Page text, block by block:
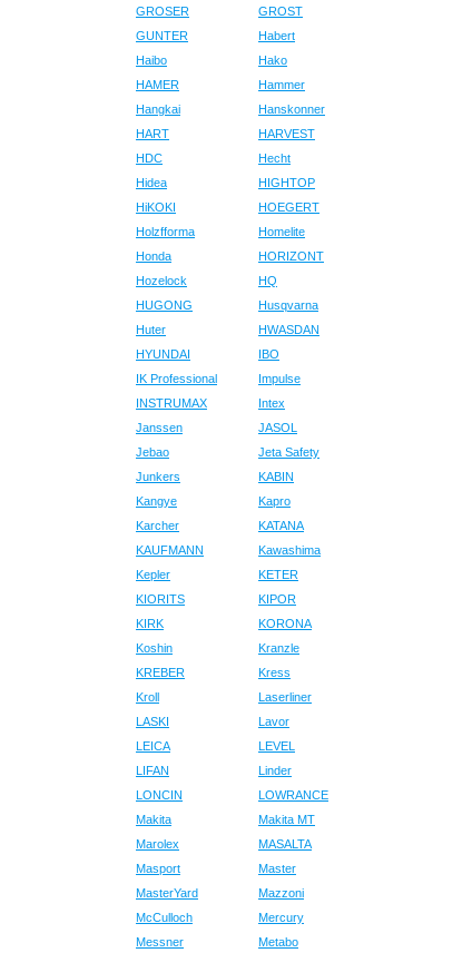
GROSER
GROST
GUNTER
Habert
Haibo
Hako
HAMER
Hammer
Hangkai
Hanskonner
HART
HARVEST
HDC
Hecht
Hidea
HIGHTOP
HiKOKI
HOEGERT
Holzfforma
Homelite
Honda
HORIZONT
Hozelock
HQ
HUGONG
Husqvarna
Huter
HWASDAN
HYUNDAI
IBO
IK Professional
Impulse
INSTRUMAX
Intex
Janssen
JASOL
Jebao
Jeta Safety
Junkers
KABIN
Kangye
Kapro
Karcher
KATANA
KAUFMANN
Kawashima
Kepler
KETER
KIORITS
KIPOR
KIRK
KORONA
Koshin
Kranzle
KREBER
Kress
Kroll
Laserliner
LASKI
Lavor
LEICA
LEVEL
LIFAN
Linder
LONCIN
LOWRANCE
Makita
Makita MT
Marolex
MASALTA
Masport
Master
MasterYard
Mazzoni
McCulloch
Mercury
Messner
Metabo